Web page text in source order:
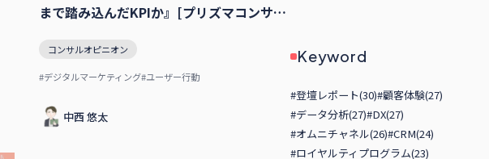
まで踏み込んだKPIか』[プリズマコンサル
コンサルオピニオン
#デジタルマーケティング#ユーザー行動
中西 悠太
Keyword
#登壇レポート(30)#顧客体験(27)
#データ分析(27)#DX(27)
#オムニチャネル(26)#CRM(24)
#ロイヤルティプログラム(23)